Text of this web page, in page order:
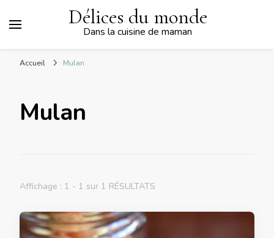
Délices du monde
Dans la cuisine de maman
Accueil Mulan
Mulan
Affichage : 1 - 1 sur 1 RÉSULTATS